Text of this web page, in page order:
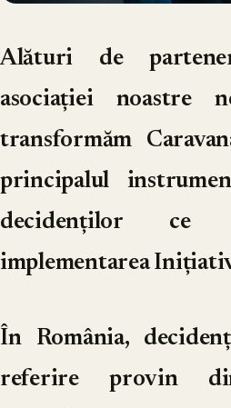
Alături de
asociației noastre
transformăm
principalul
decidenților ce
implementarea
În România,
referire provin